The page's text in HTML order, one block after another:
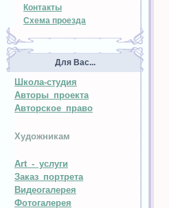
Контакты
Схема проезда
Для Вас...
Школа-студия
Авторы проекта
Авторское право
Художникам
Art - услуги
Заказ портрета
Видеогалерея
Фотогалерея